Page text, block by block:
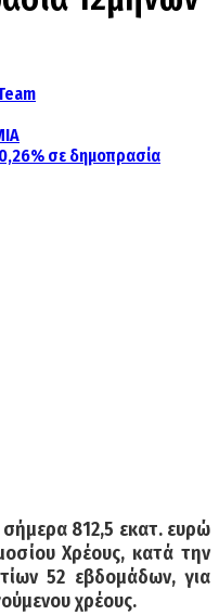
812,5 εκατ. ευρώ
Χρέους, κατά την
52 εβδομάδων, για
χρέους.